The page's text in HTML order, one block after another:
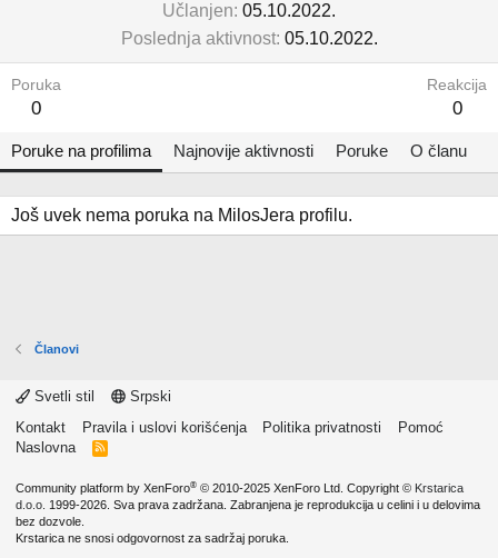
Učlanjen 05.10.2022.
Poslednja aktivnost 05.10.2022.
Poruka
0
Reakcija
0
Poruke na profilima Najnovije aktivnosti Poruke O članu
Još uvek nema poruka na MilosJera profilu.
Članovi
Svetli stil
Srpski
Kontakt
Pravila i uslovi korišćenja Politika privatnosti
Pomoć
Naslovna
R
Community platform by XenForo® © 2010-2025 XenForo Ltd. Copyright © Krstarica
d.o.o. 1999-2026. Sva prava zadržana. Zabranjena je reprodukcija u celini i u delovima
bez dozvole.
Krstarica ne snosi odgovornost za sadržaj poruka.